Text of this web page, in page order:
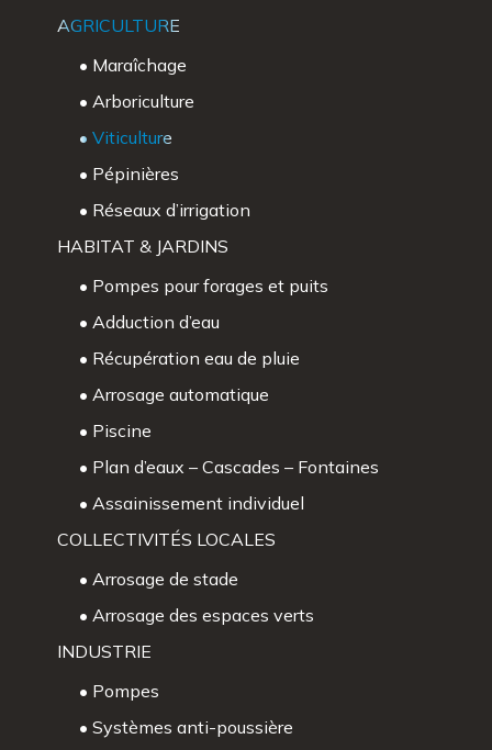
AGRICULTURE
• Maraîchage
• Arboriculture
• Viticulture
• Pépinières
• Réseaux d’irrigation
HABITAT & JARDINS
• Pompes pour forages et puits
• Adduction d’eau
• Récupération eau de pluie
• Arrosage automatique
• Piscine
• Plan d’eaux – Cascades – Fontaines
• Assainissement individuel
COLLECTIVITÉS LOCALES
• Arrosage de stade
• Arrosage des espaces verts
INDUSTRIE
• Pompes
• Systèmes anti-poussière